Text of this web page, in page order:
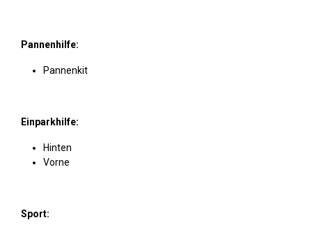
Pannenhilfe:
Pannenkit
Einparkhilfe:
Hinten
Vorne
Sport: